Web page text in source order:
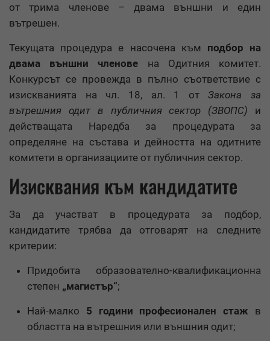
от трима членове – двама външни и един
вътрешен.
Текущата процедура е насочена към подбор на
двама външни членове на Одитния комитет.
Конкурсът се провежда в пълно съответствие с
изискванията на чл. 18, ал. 1 отЗакона за
вътрешния одит в публичния сектор (ЗВОПС) и
действащата Наредба за процедурата за
определяне на състава и дейността на одитните
комитети в организациите от публичния сектор.
Изисквания към кандидатите
За да участват в процедурата за подбор,
кандидатите трябва да отговарят на следните
критерии:
Придобита образователно-квалификационна
степен „магистър“;
Най-малко 5 години професионален стаж в
областта на вътрешния или външния одит;